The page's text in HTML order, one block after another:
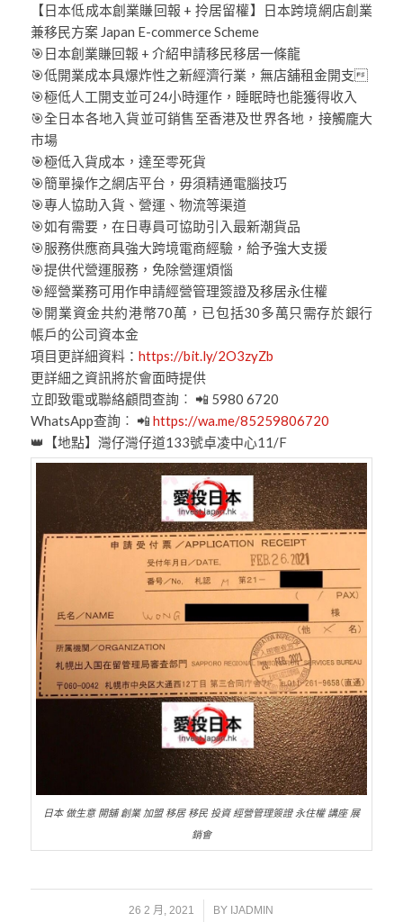
【日本低成本創業賺回報 + 拎居留權】日本跨境網店創業
兼移民方案 Japan E-commerce Scheme
🎯 日本創業賺回報 + 介紹申請移民移居一條龍
🎯低開業成本具爆炸性之新經濟行業，無店舖租金開支
🎯極低人工開支並可24小時運作，睡眠時也能獲得收入
🎯全日本各地入貨並可銷售至香港及世界各地，接觸龐大
市場
🎯極低入貨成本，達至零死貨
🎯簡單操作之網店平台，毋須精通電腦技巧
🎯專人協助入貨、營運、物流等渠道
🎯如有需要，在日專員可協助引入最新潮貨品
🎯服務供應商具強大跨境電商經驗，給予強大支援
🎯提供代營運服務，免除營運煩惱
🎯經營業務可用作申請經營管理簽證及移居永住權
🎯開業資金共約港幣70萬，已包括30多萬只需存於銀行
帳戶的公司資本金
項目更詳細資料： https://bit.ly/2O3zyZb
更詳細之資訊將於會面時提供
立即致電或聯絡顧問查詢︰ 📲 5980 6720
WhatsApp查詢︰ 📲 https://wa.me/85259806720
👑 【地點】灣仔灣仔道133號卓凌中心11/F
日本 做生意 開舖 創業 加盟 移居 移民 投資 經營管理簽證 永住權 講座 展
銷會
26 2 月, 2021
/ BY IJADMIN